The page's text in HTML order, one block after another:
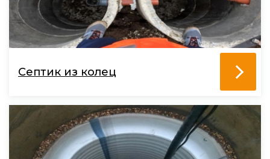
Септик из колец